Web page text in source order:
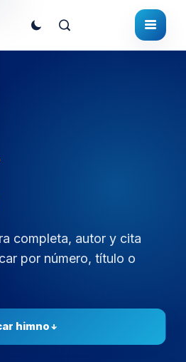
completa, autor y cita
por número, título o
himno